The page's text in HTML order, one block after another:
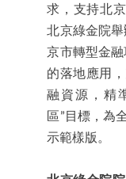
求，支持北
北京綠金院
京市轉型金
的落地應用
融資源，精
區”目標，為
示範樣版。